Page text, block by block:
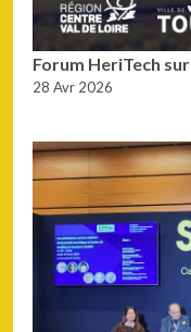
Forum HeriTech
28 Avr 2026